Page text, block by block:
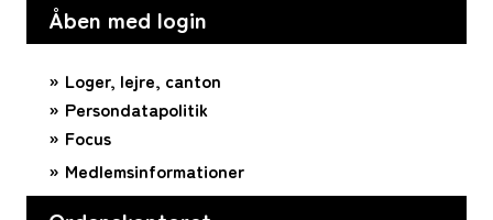
Åben med login
Loger, lejre, canton
Persondatapolitik
Focus
Medlemsinformationer